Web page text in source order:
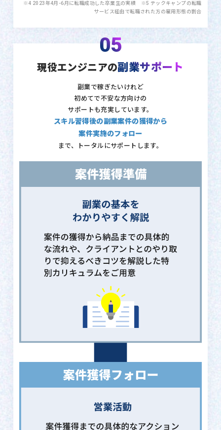
※4 2023年4月-6月に転職成功した卒業生の実績 ※5 テックキャンプの転職
サービス経由で転職された方の雇用形態の割合
05
現役エンジニアの副業サポート
副業で稼ぎたいけれど
初めてで不安な方向けの
サポートも充実しています。
スキル習得後の副業案件の獲得から
案件実施のフォロー
まで、トータルにサポートします。